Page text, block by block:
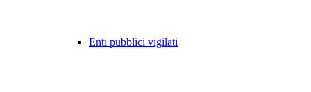
Enti pubblici vigilati